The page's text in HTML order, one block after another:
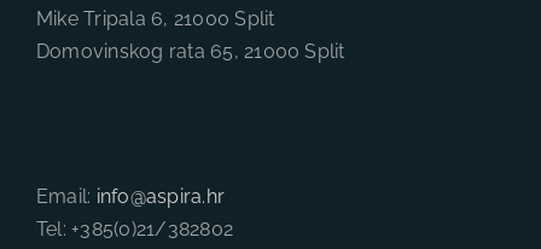
Mike Tripala 6, 21000 Split
Domovinskog rata 65, 21000 Split
Email: info@aspira.hr
Tel: +385(0)21/382802